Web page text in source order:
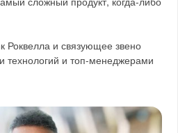
Роквелла и связующее звено
технологий и топ-менеджерами